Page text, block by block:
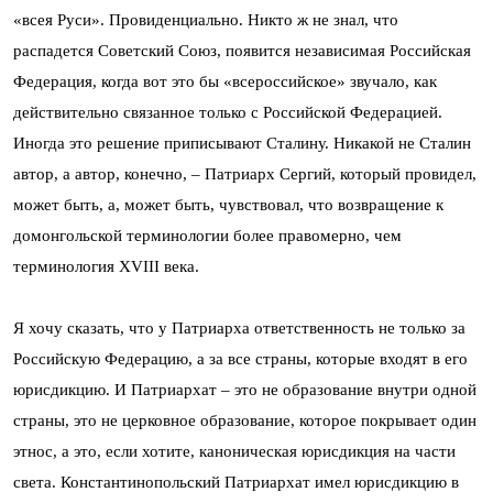
«всея Руси». Провиденциально. Никто ж не знал, что
распадется Советский Союз, появится независимая Российская
Федерация, когда вот это бы «всероссийское» звучало, как
действительно связанное только с Российской Федерацией.
Иногда это решение приписывают Сталину. Никакой не Сталин
автор, а автор, конечно, – Патриарх Сергий, который провидел,
может быть, а, может быть, чувствовал, что возвращение к
домонгольской терминологии более правомерно, чем
терминология XVIII века.
Я хочу сказать, что у Патриарха ответственность не только за
Российскую Федерацию, а за все страны, которые входят в его
юрисдикцию. И Патриархат – это не образование внутри одной
страны, это не церковное образование, которое покрывает один
этнос, а это, если хотите, каноническая юрисдикция на части
света. Константинопольский Патриархат имел юрисдикцию в